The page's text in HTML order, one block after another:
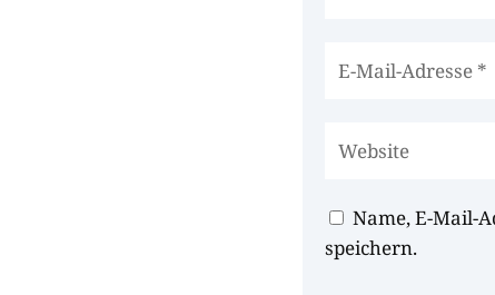
Name, E-Mail-
speichern.